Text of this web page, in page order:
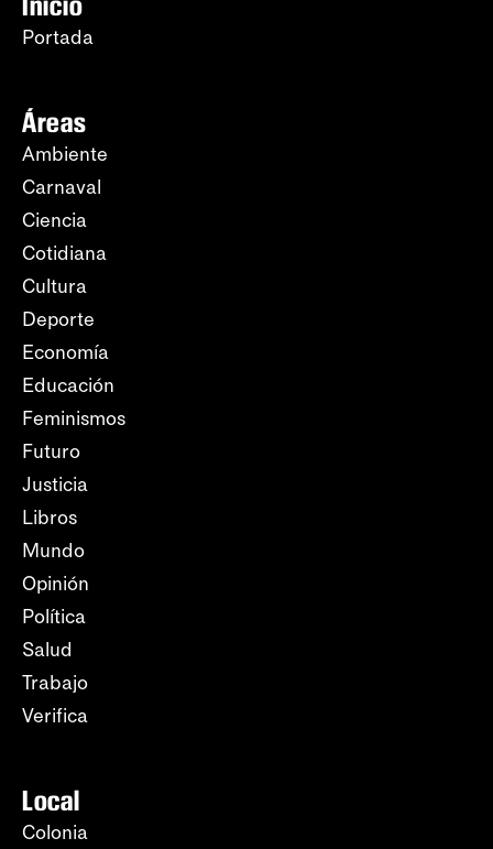
Portada
Áreas
Ambiente
Carnaval
Ciencia
Cotidiana
Cultura
Deporte
Economía
Educación
Feminismos
Futuro
Justicia
Libros
Mundo
Opinión
Política
Salud
Trabajo
Verifica
Local
Colonia